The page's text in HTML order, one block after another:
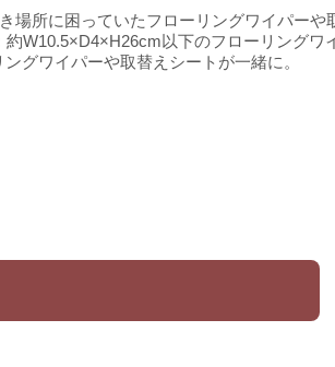
所に困っていたフローリングワイパーや
W10.5×D4×H26cm以下のフローリングワ
グワイパーや取替えシートが一緒に。